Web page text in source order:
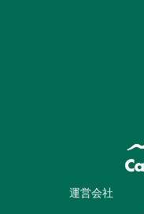
運営会社